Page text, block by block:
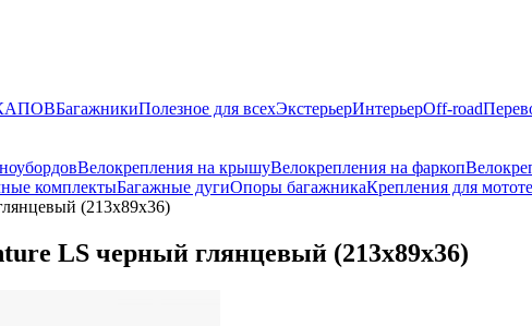
БагажникиПолезное для всехЭкстерьерИнтерьерOff-road
Велокрепления на крышуВелокрепления на фаркоп
комплектыБагажные дугиОпоры багажникаКрепления для
(213х89х36)
LS черный глянцевый (213х89х36)